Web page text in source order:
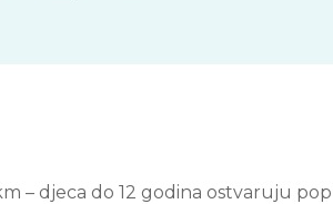
– djeca do 12 godina ostvaruju